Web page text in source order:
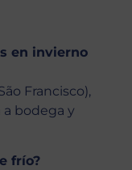
en invierno
Francisco),
a bodega y
frío?